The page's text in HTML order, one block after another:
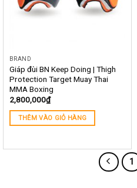
BRAND
Giáp đùi BN Keep Doing | Thigh
Protection Target Muay Thai
MMA Boxing
2,800,000₫
THÊM VÀO GIỎ HÀNG
1